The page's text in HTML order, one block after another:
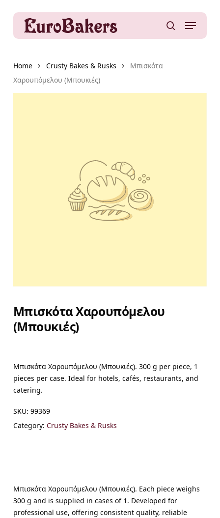
content
Menu
Home Crusty Bakes & Rusks
Μπισκότα
Χαρουπόμελου (Μπουκιές)
Μπισκότα Χαρουπόμελου
(Μπουκιές)
Μπισκότα Χαρουπόμελου (Μπουκιές). 300 g per piece, 1
pieces per case. Ideal for hotels, cafés, restaurants, and
catering.
SKU: 99369
Category: Crusty Bakes & Rusks
Μπισκότα Χαρουπόμελου (Μπουκιές). Each piece weighs
300 g and is supplied in cases of 1. Developed for
professional use, offering consistent quality, reliable